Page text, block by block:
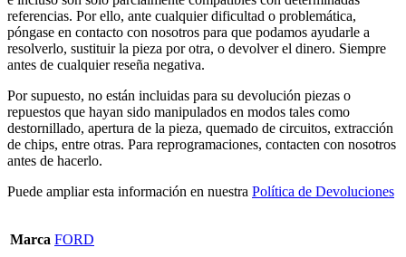
referencias. Por ello, ante cualquier dificultad o problemática,
póngase en contacto con nosotros para que podamos ayudarle a
resolverlo, sustituir la pieza por otra, o devolver el dinero. Siempre
antes de cualquier reseña negativa.
Por supuesto, no están incluidas para su devolución piezas o
repuestos que hayan sido manipulados en modos tales como
destornillado, apertura de la pieza, quemado de circuitos, extracción
de chips, entre otras. Para reprogramaciones, contacten con nosotros
antes de hacerlo.
Puede ampliar esta información en nuestra Política de Devoluciones
Marca FORD